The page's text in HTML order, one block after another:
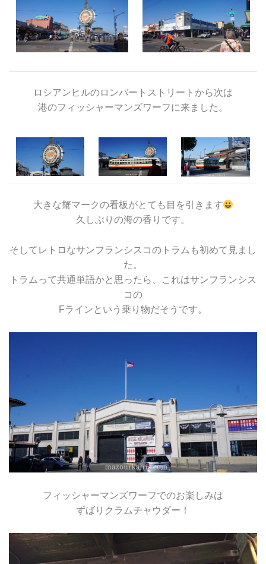
ロシアンヒルのロンバートストリートから次は
港のフィッシャーマンズワーフに来ました。
大きな蟹マークの看板がとても目を引きます
久しぶりの海の香りです。
そしてレトロなサンフランシスコのトラムも初めて見まし
た。
トラムって共通単語かと思ったら、これはサンフランシス
コの
Fラインという乗り物だそうです。
フィッシャーマンズワーフでのお楽しみは
ずばりクラムチャウダー！